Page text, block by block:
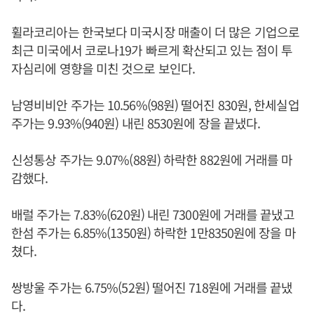
휠라코리아는 한국보다 미국시장 매출이 더 많은 기업으로
최근 미국에서 코로나19가 빠르게 확산되고 있는 점이 투
자심리에 영향을 미친 것으로 보인다.
남영비비안 주가는 10.56%(98원) 떨어진 830원, 한세실업
주가는 9.93%(940원) 내린 8530원에 장을 끝냈다.
신성통상 주가는 9.07%(88원) 하락한 882원에 거래를 마
감했다.
배럴 주가는 7.83%(620원) 내린 7300원에 거래를 끝냈고
한섬 주가는 6.85%(1350원) 하락한 1만8350원에 장을 마
쳤다.
쌍방울 주가는 6.75%(52원) 떨어진 718원에 거래를 끝냈
다.